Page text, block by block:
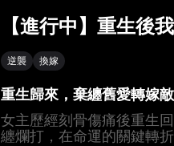
【進行中】重生後
逆襲 換嫁
重生歸來，棄纏舊愛轉嫁
女主歷經刻骨傷痛後重生
纏爛打，在命運的關鍵轉